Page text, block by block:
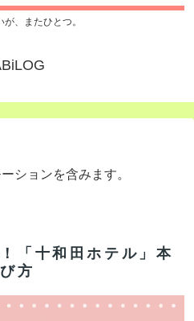
、またひとつ。
ションを含みます。
「十和田ホテル」本
方